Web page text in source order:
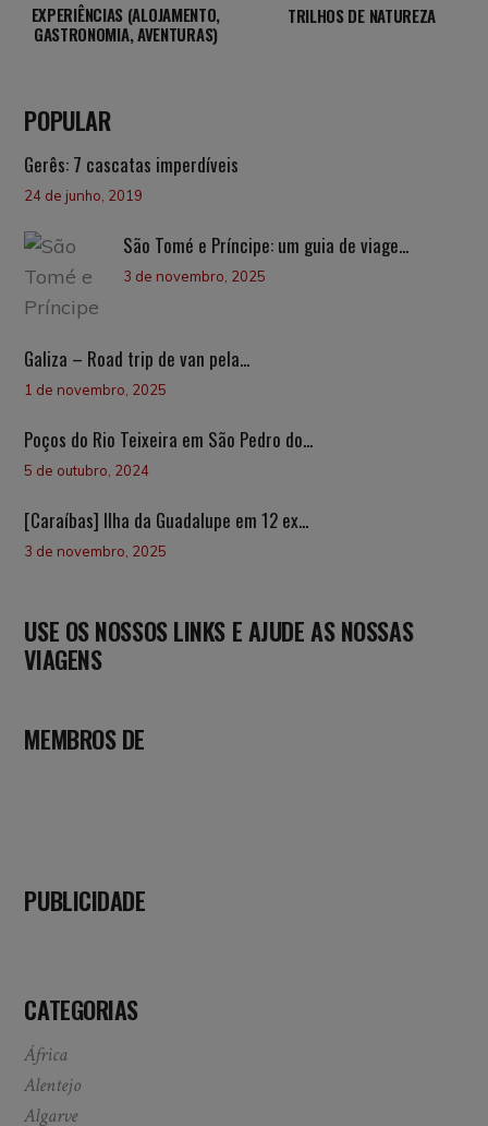
EXPERIÊNCIAS (ALOJAMENTO,
GASTRONOMIA, AVENTURAS)
TRILHOS DE NATUREZA
POPULAR
Gerês: 7 cascatas imperdíveis
24 de junho, 2019
São Tomé e Príncipe: um guia de viage...
3 de novembro, 2025
Galiza – Road trip de van pela...
1 de novembro, 2025
Poços do Rio Teixeira em São Pedro do...
5 de outubro, 2024
[Caraíbas] Ilha da Guadalupe em 12 ex...
3 de novembro, 2025
USE OS NOSSOS LINKS E AJUDE AS NOSSAS
VIAGENS
MEMBROS DE
PUBLICIDADE
CATEGORIAS
África
Alentejo
Algarve